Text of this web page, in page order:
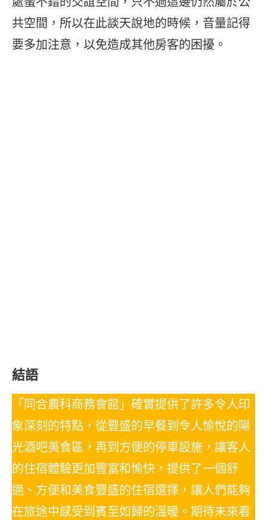
共空間，所以在此談天說地的時候，音量記得
要多加注意，以免造成其他房客的困擾。
結語
「同合農科商務會館」確實提供了許多令人印
象深刻的特點，從豐盛的早餐到令人愉悅的陽
光酒吧美食區，再到方便的停車設施，讓客人
的住宿體驗更加豐富和愉快，提供了一個舒
適、方便和美食豐盛的住宿選擇，讓人們能夠
在旅途中感受到賓至如歸的溫暖。期待未來看